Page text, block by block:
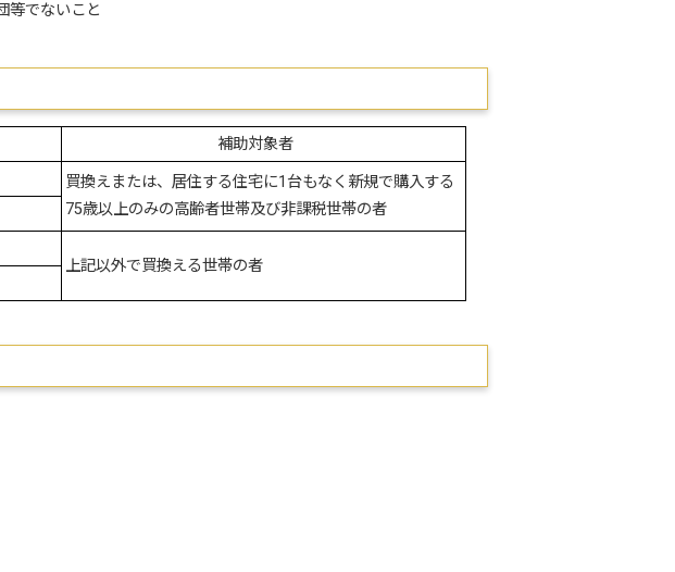
等でないこと
補助対象者
買換えまたは、居住する住宅に1台もなく新規で購入する
75歳以上のみの高齢者世帯及び非課税世帯の者
上記以外で買換える世帯の者